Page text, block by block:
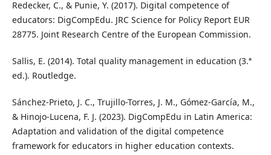
Redecker, C., & Punie, Y. (2017). Digital competence of
educators: DigCompEdu. JRC Science for Policy Report EUR
28775. Joint Research Centre of the European Commission.
Sallis, E. (2014). Total quality management in education (3.ª
ed.). Routledge.
Sánchez-Prieto, J. C., Trujillo-Torres, J. M., Gómez-García, M.,
& Hinojo-Lucena, F. J. (2023). DigCompEdu in Latin America:
Adaptation and validation of the digital competence
framework for educators in higher education contexts.